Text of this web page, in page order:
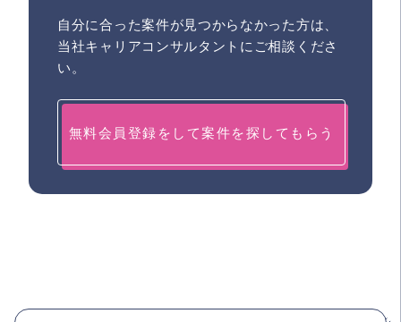
自分に合った案件が見つからなかった方は、
当社キャリアコンサルタントにご相談くださ
い。
無料会員登録をして案件を探してもらう